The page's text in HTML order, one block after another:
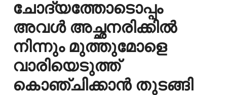
ചോദ്യത്തോടൊപ്പം
അവൾ അച്ഛനരിക്കിൽ
നിന്നും മുത്തുമോളെ
വാരിയെടുത്ത്
കൊഞ്ചിക്കാൻ തുടങ്ങി